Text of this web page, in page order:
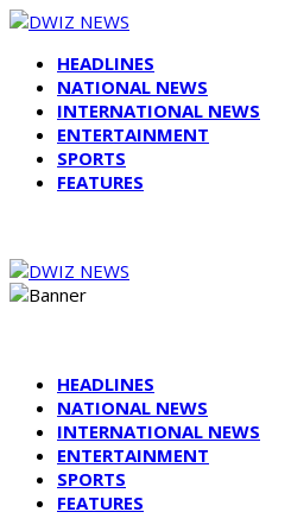
HEADLINES
NATIONAL NEWS
INTERNATIONAL NEWS
ENTERTAINMENT
SPORTS
FEATURES
HEADLINES
NATIONAL NEWS
INTERNATIONAL NEWS
ENTERTAINMENT
SPORTS
FEATURES